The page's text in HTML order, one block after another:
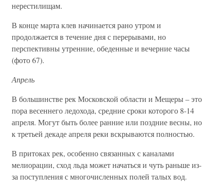
нерестилищам.
В конце марта клев начинается рано утром и
продолжается в течение дня с перерывами, но
перспективны утренние, обеденные и вечерние часы
(фото 67).
Апрель
В большинстве рек Московской области и Мещеры – это
пора весеннего ледохода, средние сроки которого 8-14
апреля. Могут быть более ранние или поздние весны, но
к третьей декаде апреля реки вскрываются полностью.
В притоках рек, особенно связанных с каналами
мелиорации, сход льда может начаться и чуть раньше из-
за поступления с многочисленных полей талых вод.